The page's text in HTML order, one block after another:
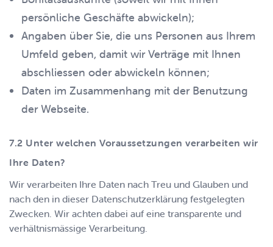
persönliche Geschäfte abwickeln);
Angaben über Sie, die uns Personen aus Ihrem
Umfeld geben, damit wir Verträge mit Ihnen
abschliessen oder abwickeln können;
Daten im Zusammenhang mit der Benutzung
der Webseite.
Unter welchen Voraussetzungen verarbeiten wir
Ihre Daten?
Wir verarbeiten Ihre Daten nach Treu und Glauben und
nach den in dieser Datenschutzerklärung festgelegten
Zwecken. Wir achten dabei auf eine transparente und
verhältnismässige Verarbeitung.